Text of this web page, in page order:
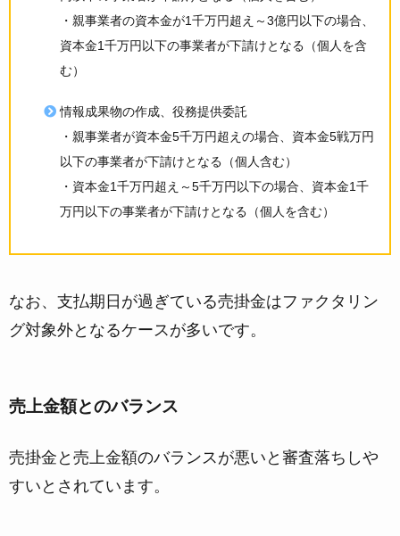
・親事業者の資本金が1千万円超え～3億円以下の場合、
資本金1千万円以下の事業者が下請けとなる（個人を含
む）
情報成果物の作成、役務提供委託
・親事業者が資本金5千万円超えの場合、資本金5戦万円
以下の事業者が下請けとなる（個人含む）
・資本金1千万円超え～5千万円以下の場合、資本金1千
万円以下の事業者が下請けとなる（個人を含む）
なお、 支払期日が過ぎている売掛金はファクタリン
グ対象外となるケースが多いです。
売上金額とのバランス
売掛金と売上金額のバランスが悪い と審査落ちしや
すいとされています。